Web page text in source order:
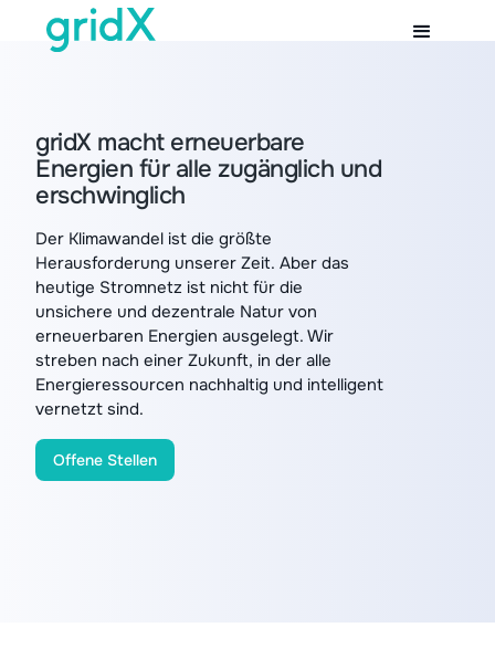
gridX macht erneuerbare
Energien für alle zugänglich und
erschwinglich
Der Klimawandel ist die größte
Herausforderung unserer Zeit. Aber das
heutige Stromnetz ist nicht für die
unsichere und dezentrale Natur von
erneuerbaren Energien ausgelegt. Wir
streben nach einer Zukunft, in der alle
Energieressourcen nachhaltig und intelligent
vernetzt sind.
Offene Stellen